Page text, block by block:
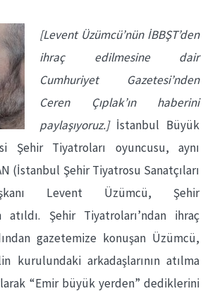
[Levent Üzümcü’nün İBBŞT’den
ihraç edilmesine dair
Cumhuriyet Gazetesi’nden
Ceren Çıplak’ın haberini
paylaşıyoruz.]İstanbul Büyük
Şehir Tiyatroları oyuncusu, aynı
(İstanbul Şehir Tiyatrosu Sanatçıları
Levent Üzümcü, Şehir
atıldı. Şehir Tiyatroları’ndan ihraç
gazetemize konuşan Üzümcü,
kurulundaki arkadaşlarının atılma
“Emir büyük yerden” dediklerini